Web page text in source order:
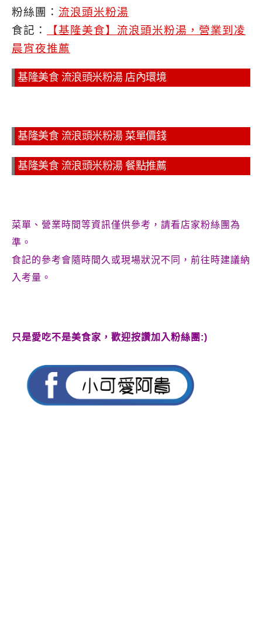
粉絲團： 流浪頭米粉湯
食記：
【基隆美食】流浪頭米粉湯，營業到凌
晨宵夜推薦
基隆美食 流浪頭米粉湯 店內環境
基隆美食 流浪頭米粉湯 菜單價錢
基隆美食 流浪頭米粉湯 餐點推薦
菜單、營業時間等資訊僅供參考，請看店家粉絲團為
準。
食記的參考會隨時間久或現場狀況不同，前往時建議納
入考量。
只是愛吃不是美食家，歡迎按讚加入粉絲團:)